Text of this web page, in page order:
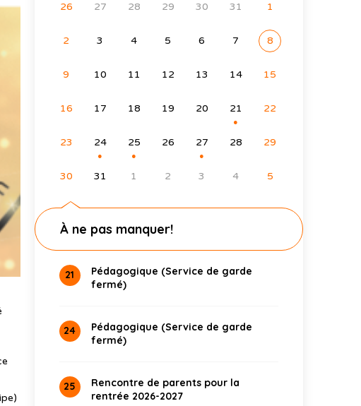
26 27 28 29 30 31 1
2 3 4 5 6 7 8
9 10 11 12 13 14 15
16 17 18 19 20 21
●
22
23 24
●
25
●
26 27
●
28 29
30 31 1 2 3 4 5
À ne pas manquer!
21
Pédagogique (Service de garde
fermé)
24
Pédagogique (Service de garde
fermé)
25
Rencontre de parents pour la
rentrée 2026-2027